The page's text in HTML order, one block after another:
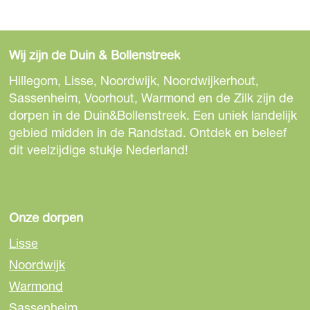
e
e
l
d
i
n
Wij zijn de Duin & Bollenstreek
Hillegom, Lisse, Noordwijk, Noordwijkerhout,
Sassenheim, Voorhout, Warmond en de Zilk zijn de
dorpen in de Duin&Bollenstreek. Een uniek landelijk
gebied midden in de Randstad. Ontdek en beleef
dit veelzijdige stukje Nederland!
Onze dorpen
Lisse
Noordwijk
Warmond